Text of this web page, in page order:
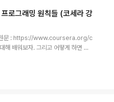
이 예상하는 아웃풋 테이프를 수동
된 아웃풋과 예상되는 아웃풋이 매
는 스..
로그래밍 원칙들 (코세라 강
원문 : https://www.coursera.org/c
배워보자. 그리고 어떻게 하면 객
는 습관에서 그것을 얻을 수 있다.